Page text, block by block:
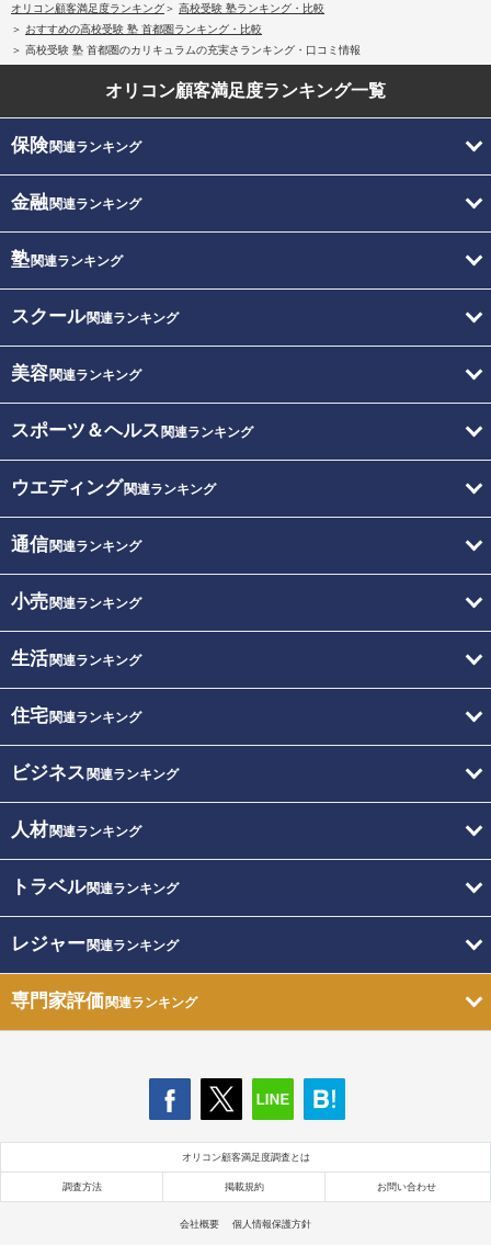
オリコン顧客満足度ランキング
高校受験 塾ランキング・比較
おすすめの高校受験 塾 首都圏ランキング・比較
高校受験 塾 首都圏のカリキュラムの充実さランキング・口コミ情報
オリコン顧客満足度ランキング一覧
保険関連ランキング
金融関連ランキング
塾関連ランキング
スクール関連ランキング
美容関連ランキング
スポーツ＆ヘルス 関連ランキング
ウエディング関連ランキング
通信関連ランキング
小売関連ランキング
生活関連ランキング
住宅関連ランキング
ビジネス 関連ランキング
人材関連ランキング
トラベル関連ランキング
レジャー関連ランキング
専門家評価関連ランキング
オリコン顧客満足度調査とは
調査方法 掲載規約 お問い合わせ
会社概要 個人情報保護方針